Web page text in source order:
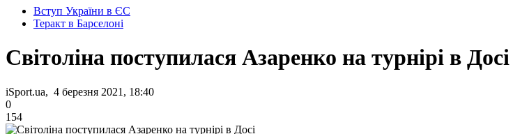
Вступ України в ЄС
Теракт в Барселоні
Світоліна поступилася Азаренко на турнірі в Досі
iSport.ua, 4 березня 2021, 18:40
0
154